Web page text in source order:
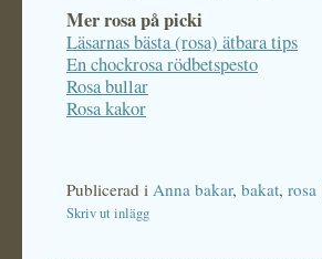
Mer rosa på picki
Läsarnas bästa (rosa) ätbara tips
En chockrosa rödbetspesto
Rosa bullar
Rosa kakor
Publicerad i Anna bakar, bakat, rosa
Skriv ut inlägg